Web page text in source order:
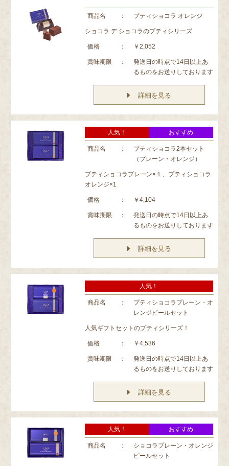
商品名 ： プティショコラ オレンジ
ショコラ デ ショコラのプティシリーズ
価格 ： ￥2,052
賞味期限 ：
発送日の時点で14日以上あ
るものをお送りしております
詳細を見る
人気！ おすすめ
商品名 ：
プティショコラ2本セット
（プレーン・オレンジ）
プティショコラプレーン×１、プティショコラ
オレンジ×1
価格 ： ￥4,104
賞味期限 ：
発送日の時点で14日以上あ
るものをお送りしております
詳細を見る
人気！
商品名 ：
プティショコラプレーン・オ
レンジピールセット
人気ギフトセットのプティシリーズ！
価格 ： ￥4,536
賞味期限 ：
発送日の時点で14日以上あ
るものをお送りしております
詳細を見る
人気！ おすすめ
商品名 ：
ショコラプレーン・オレンジ
ピールセット